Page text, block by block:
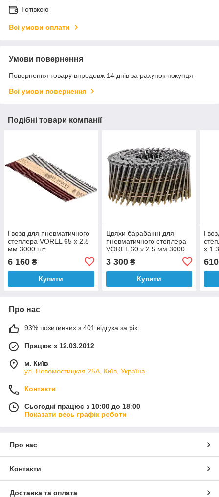
Готівкою
Всі умови оплати
Умови повернення
Повернення товару впродовж 14 днів за рахунок покупця
Всі умови повернення
Подібні товари компанії
Гвозд для пневматичного
степлера VOREL 65 х 2.8
мм 3000 шт.
6 160 ₴
Купити
Цвяхи барабанні для
пневматичного степлера
VOREL 60 х 2.5 мм 3000
3 300₴
Купити
х
610
Про нас
93% позитивних з 401 відгука за рік
Працює з 12.03.2012
м. Київ
ул. Новомостицкая 25А, Київ, Україна
Контакти
Сьогодні працює з 10:00 до 18:00
Показати весь графік роботи
Про нас
Контакти
Доставка та оплата